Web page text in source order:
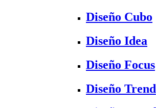
Diseño Cubo
Diseño Idea
Diseño Focus
Diseño Trend